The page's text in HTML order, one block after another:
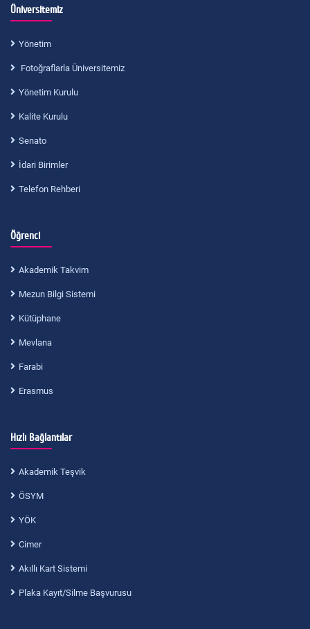
Üniversitemiz
Yönetim
Fotoğraflarla Üniversitemiz
Yönetim Kurulu
Kalite Kurulu
Senato
İdari Birimler
Telefon Rehberi
Öğrenci
Akademik Takvim
Mezun Bilgi Sistemi
Kütüphane
Mevlana
Farabi
Erasmus
Hızlı Bağlantılar
Akademik Teşvik
ÖSYM
YÖK
Cimer
Akıllı Kart Sistemi
Plaka Kayıt/Silme Başvurusu